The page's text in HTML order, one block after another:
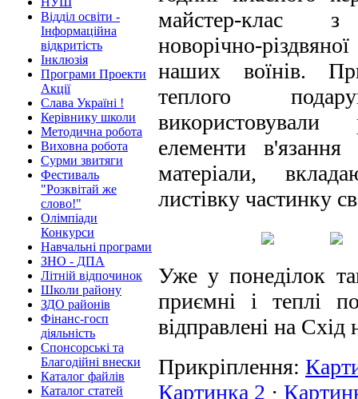
Відділ освіти -
Інформаційна
відкритість
Інклюзія
Програми Проекти
Акції
Слава Україні !
Керівнику школи
Методична робота
Виховна робота
Сурми звитяги
Фестиваль
"Розквітай же
слово!"
Олімпіади
Конкурси
Навчальні програми
ЗНО - ДПА
Літній відпочинок
Школи району
ЗДО районів
Фінанс-госп
діяльність
Спонсорські та
Благодійні внески
Каталог файлів
Каталог статей
майстер-клас з
новорічно-
наших воїнів.
теплого
використовували
елементи в'язання
матеріали,
листівку частинку
Уже у понеділок
приємні і теплі
відправлені на
Прикріплення:
Картинка 2 ·